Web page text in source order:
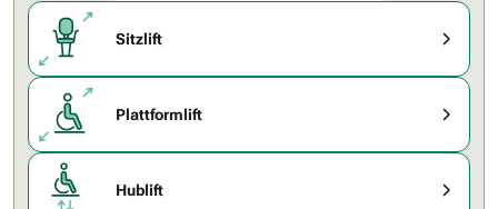
Sitzlift
Plattformlift
Hublift